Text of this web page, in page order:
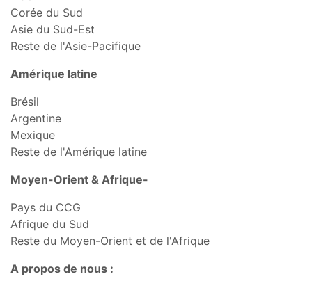
Corée du Sud
Asie du Sud-Est
Reste de l'Asie-Pacifique
Amérique latine
Brésil
Argentine
Mexique
Reste de l'Amérique latine
Moyen-Orient & Afrique-
Pays du CCG
Afrique du Sud
Reste du Moyen-Orient et de l'Afrique
A propos de nous :